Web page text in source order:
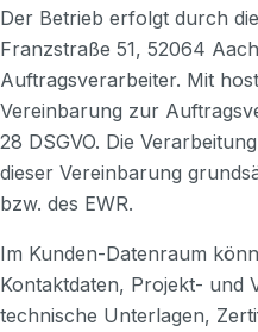
Der Betrieb erfolgt durch
Franzstraße 51, 52064
Auftragsverarbeiter. Mit
Vereinbarung zur
28 DSGVO. Die
dieser Vereinbarung
bzw. des EWR.
Im Kunden-Datenraum
Kontaktdaten, Projekt- und
technische Unterlagen,